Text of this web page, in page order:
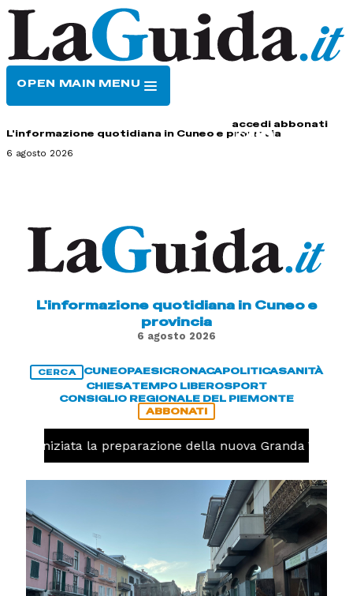
OPEN MAIN MENU
accedi abbonati
L'informazione quotidiana in Cuneo e provincia
6 agosto 2026
L'informazione quotidiana in Cuneo e
provincia
6 agosto 2026
CERCA CUNEOPAESICRONACAPOLITICASANITÀ
CHIESATEMPO LIBEROSPORT
CONSIGLIO REGIONALE DEL PIEMONTE
ABBONATI
iniziata la preparazione della nuova Granda Volley